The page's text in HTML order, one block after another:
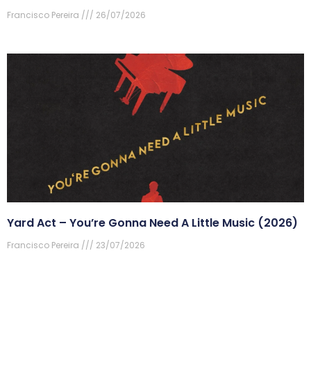
Francisco Pereira 26/07/2026
Yard Act – You’re Gonna Need A Little Music (2026)
Francisco Pereira 23/07/2026